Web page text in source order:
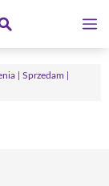
| Sprzedam |